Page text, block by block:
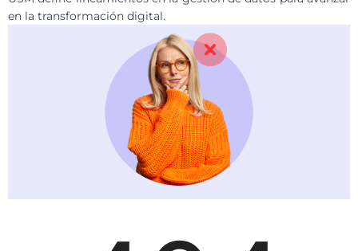
en la transformación digital.